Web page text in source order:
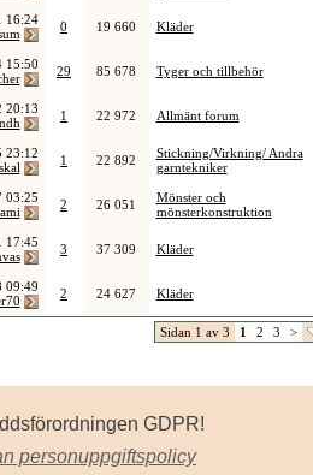
GDPR!
personuppgiftspolicy
16:24
0 19 660 Kläder
15:50
29 85 678 Tyger och tillbehör
20:13
1 22 972 Allmänt forum
23:12
1 22 892
Stickning/Virkning/ Andra
garntekniker
03:25
2 26 051
Mönster och
mönsterkonstruktion
17:45
3 37 309 Kläder
09:49
2 24 627 Kläder
Sidan 1 av 3 1 2 3 >